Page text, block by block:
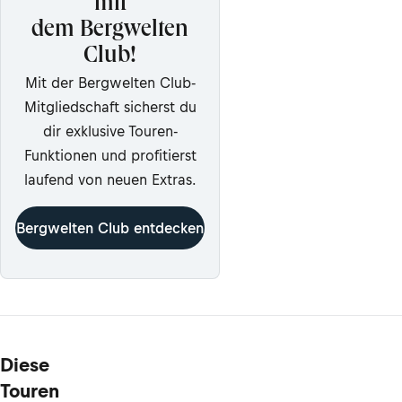
mit
dem Bergwelten
Club!
Mit der Bergwelten Club-
Mitgliedschaft sicherst du
dir exklusive Touren-
Funktionen und profitierst
laufend von neuen Extras.
Bergwelten Club entdecken
Diese
Touren